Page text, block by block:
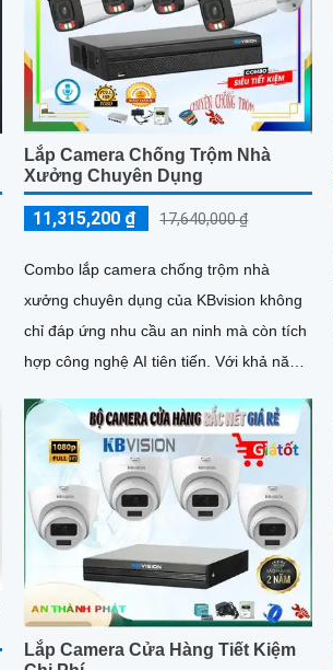
Lắp Camera Chống Trộm Nhà
Xưởng Chuyên Dụng
11,315,200 ₫ 17,640,000 ₫
Combo lắp camera chống trộm nhà
xưởng chuyên dụng của KBvision không
chỉ đáp ứng nhu cầu an ninh mà còn tích
hợp công nghệ AI tiên tiến. Với khả năng
Lắp Camera Cửa Hàng Tiết Kiệm